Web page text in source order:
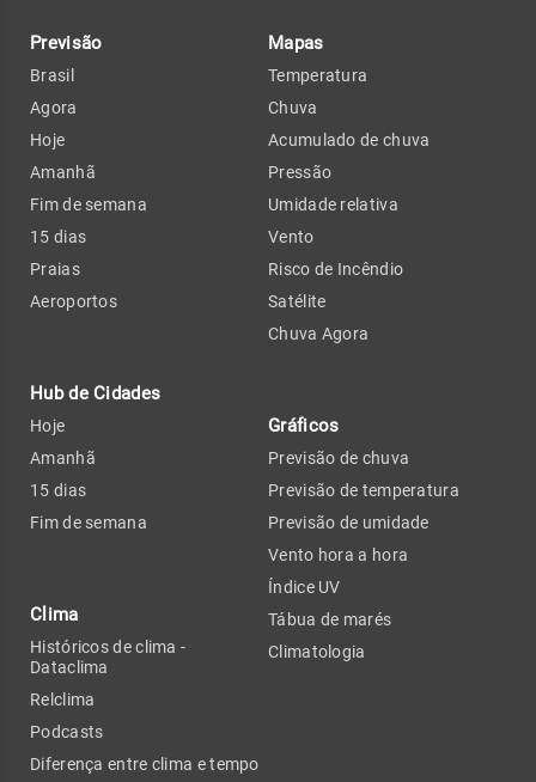
Previsão
Brasil
Agora
Hoje
Amanhã
Fim de semana
15 dias
Praias
Aeroportos
Hub de Cidades
Hoje
Amanhã
15 dias
Fim de semana
Clima
Históricos de clima -
Dataclima
Relclima
Podcasts
Diferença entre clima e tempo
Mapas
Temperatura
Chuva
Acumulado de chuva
Pressão
Umidade relativa
Vento
Risco de Incêndio
Satélite
Chuva Agora
Gráficos
Previsão de chuva
Previsão de temperatura
Previsão de umidade
Vento hora a hora
Índice UV
Tábua de marés
Climatologia